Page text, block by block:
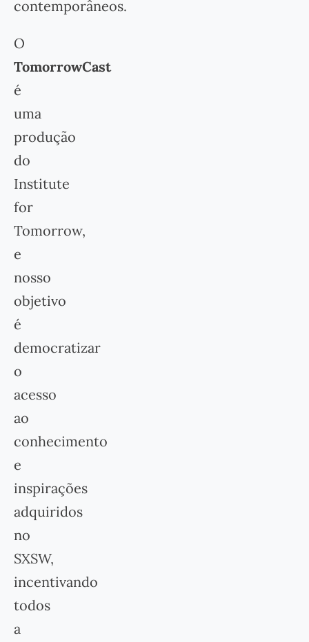
contemporâneos.
O
TomorrowCast
é
uma
produção
do
Institute
for
Tomorrow,
e
nosso
objetivo
é
democratizar
o
acesso
ao
conhecimento
e
inspirações
adquiridos
no
SXSW,
incentivando
todos
a